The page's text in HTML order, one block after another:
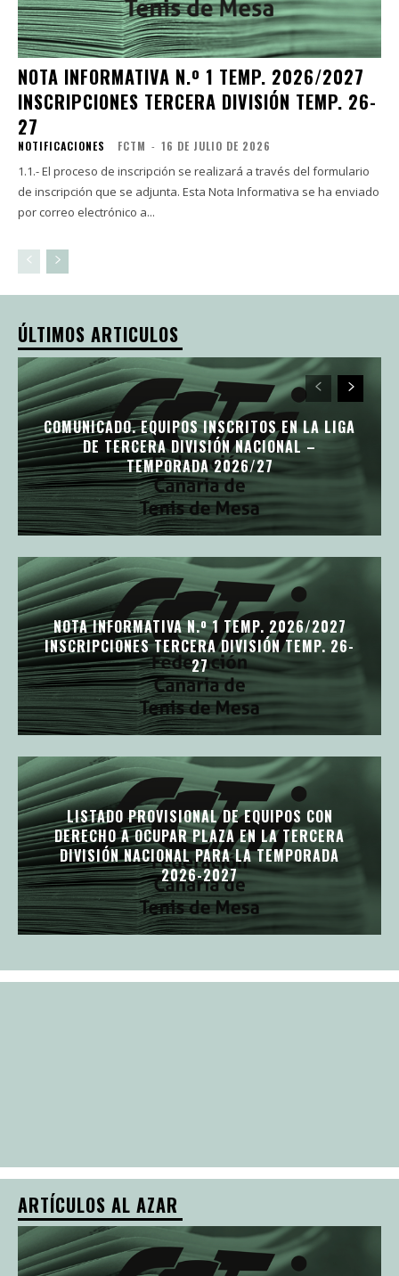
NOTA INFORMATIVA N.º 1 TEMP. 2026/2027
INSCRIPCIONES TERCERA DIVISIÓN TEMP. 26-
27
NOTIFICACIONES FCTM - 16 DE JULIO DE 2026
1.1.- El proceso de inscripción se realizará a través del formulario
de inscripción que se adjunta. Esta Nota Informativa se ha enviado
por correo electrónico a...
ÚLTIMOS ARTICULOS
COMUNICADO. EQUIPOS INSCRITOS EN LA LIGA
DE TERCERA DIVISIÓN NACIONAL –
TEMPORADA 2026/27
NOTA INFORMATIVA N.º 1 TEMP. 2026/2027
INSCRIPCIONES TERCERA DIVISIÓN TEMP. 26-
27
LISTADO PROVISIONAL DE EQUIPOS CON
DERECHO A OCUPAR PLAZA EN LA TERCERA
DIVISIÓN NACIONAL PARA LA TEMPORADA
2026-2027
ARTÍCULOS AL AZAR